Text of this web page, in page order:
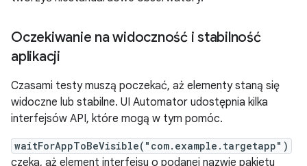
Oczekiwanie na widoczność i stabilność
aplikacji
Czasami testy muszą poczekać, aż elementy staną się
widoczne lub stabilne. UI Automator udostępnia kilka
interfejsów API, które mogą w tym pomóc.
waitForAppToBeVisible("com.example.targetapp")
czeka, aż element interfejsu o podanej nazwie pakietu